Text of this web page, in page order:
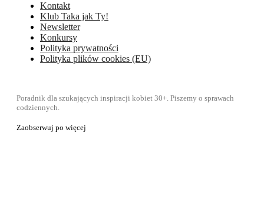
Kontakt
Klub Taka jak Ty!
Newsletter
Konkursy
Polityka prywatności
Polityka plików cookies (EU)
Poradnik dla szukających inspiracji kobiet 30+. Piszemy o sprawach
codziennych.
Zaobserwuj po więcej